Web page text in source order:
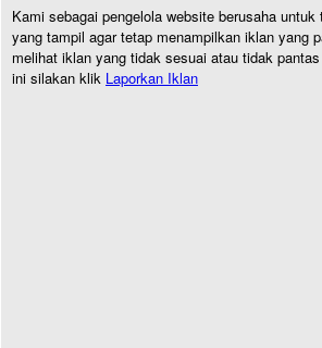
Kami sebagai pengelola website berusaha
yang tampil agar tetap menampilkan iklan yang
melihat iklan yang tidak sesuai atau tidak
ini silakan klik Laporkan Iklan